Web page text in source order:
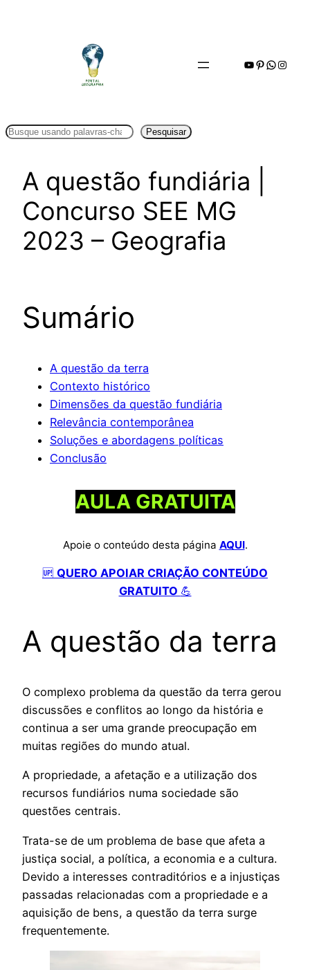
Youtube
Pinterest
Pesquisar Pesquisar
A questão fundiária |
Concurso SEE MG
2023 – Geografia
Sumário
A questão da terra
Contexto histórico
Dimensões da questão fundiária
​Relevância contemporânea
Soluções e abordagens políticas
Conclusão
AULA GRATUITA
Apoie o conteúdo desta página AQUI.
🆙 QUERO APOIAR CRIAÇÃO CONTEÚDO
GRATUITO 💪
A questão da terra
O complexo problema da questão da terra gerou
discussões e conflitos ao longo da história e
continua a ser uma grande preocupação em
muitas regiões do mundo atual.
A propriedade, a afetação e a utilização dos
recursos fundiários numa sociedade são
questões centrais.
Trata-se de um problema de base que afeta a
justiça social, a política, a economia e a cultura.
Devido a interesses contraditórios e a injustiças
passadas relacionadas com a propriedade e a
aquisição de bens, a questão da terra surge
frequentemente.